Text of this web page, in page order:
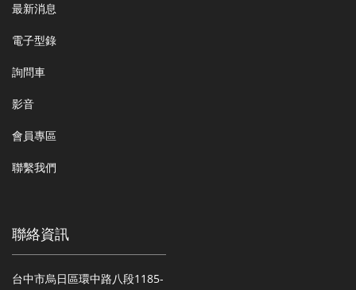
最新消息
電子型錄
詢問車
影音
會員專區
聯繫我們
聯絡資訊
台中市烏日區環中路八段1185-